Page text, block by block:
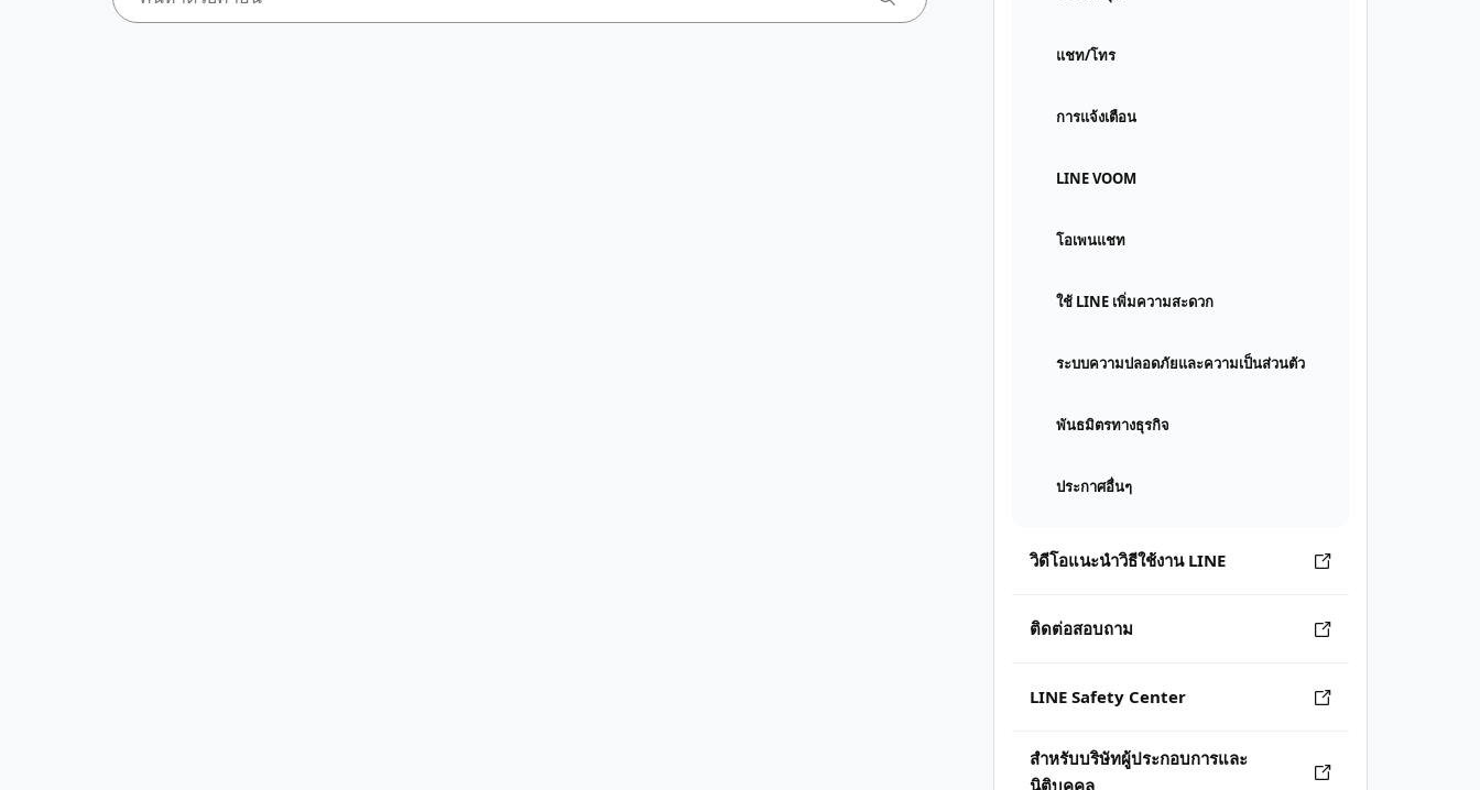
แชท/โทร
การแจ้งเตือน
LINE VOOM
โอเพนแชท
ใช้ LINE เพิ่มความสะดวก
ระบบความปลอดภัยและความเป็นส่วนตัว
พันธมิตรทางธุรกิจ
ประกาศอื่นๆ
วิดีโอแนะนำวิธีใช้งาน LINE
ติดต่อสอบถาม
LINE Safety Center
สำหรับบริษัทผู้ประกอบการและ
นิติบุคคล